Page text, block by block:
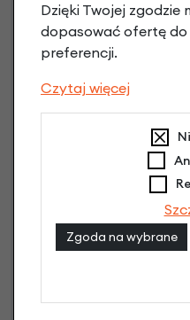
3
Raty do
Dzięki Twojej zgodzie
dopasować ofertę do
preferencji.
Czytaj więcej
Zgoda na wybrane